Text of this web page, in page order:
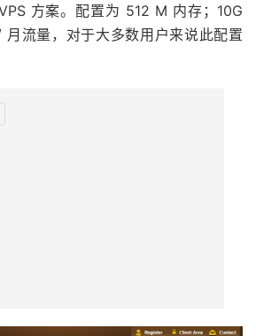
方案。配置为 512 M 内存；10G
流量，对于大多数用户来说此配置